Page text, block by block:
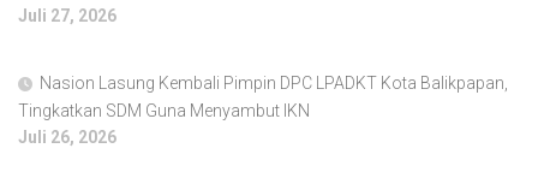
Juli 27, 2026
Nasion Lasung Kembali Pimpin DPC LPADKT Kota Balikpapan,
Tingkatkan SDM Guna Menyambut IKN
Juli 26, 2026